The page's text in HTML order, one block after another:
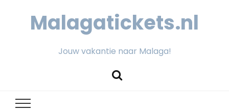
Malagatickets.nl
Jouw vakantie naar Malaga!